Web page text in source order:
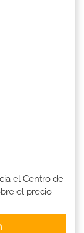
el Centro de
el precio